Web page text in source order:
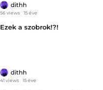
dithh
56 views 15 éve
Ezek a szobrok!?!
dithh
41 views 15 éve